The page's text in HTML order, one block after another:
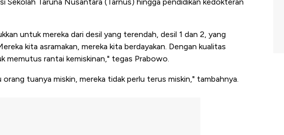
untuk mereka dari desil yang terendah, desil 1 dan 2, yang
kita asramakan, mereka kita berdayakan. Dengan kualitas
memutus rantai kemiskinan," tegas Prabowo.
orang tuanya miskin, mereka tidak perlu terus miskin," tambahnya.